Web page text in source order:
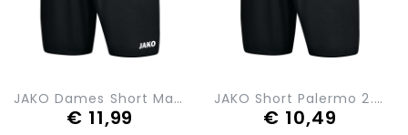
JAKO Dames Short Manchester 2.0 4400D
€ 11,99
JAKO Short Palermo 2.0 4404-08
€ 10,49